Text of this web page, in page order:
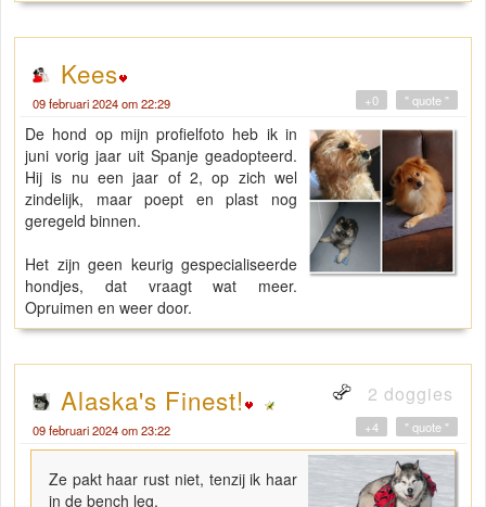
Kees
09 februari 2024 om 22:29 " quote "
+0
De hond op mijn profielfoto heb ik in
juni vorig jaar uit Spanje geadopteerd.
Hij is nu een jaar of 2, op zich wel
zindelijk, maar poept en plast nog
geregeld binnen.
Het zijn geen keurig gespecialiseerde
hondjes, dat vraagt wat meer.
Opruimen en weer door.
Alaska's Finest! 2 doggies
09 februari 2024 om 23:22 " quote "
+4
Ze pakt haar rust niet, tenzij ik haar
in de bench leg.